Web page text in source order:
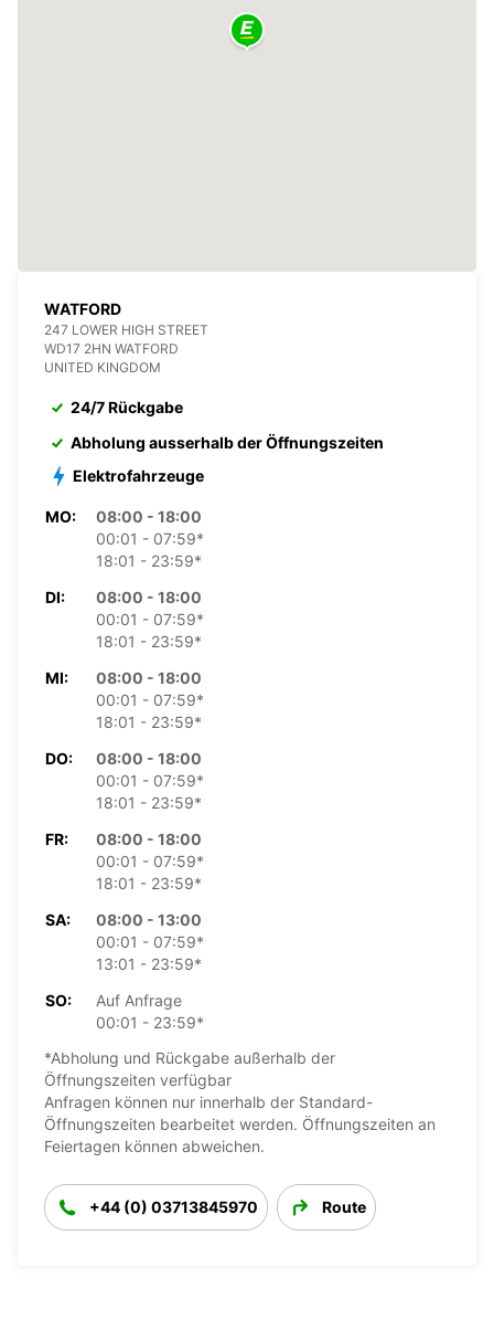
WATFORD
247 LOWER HIGH STREET
WD17 2HN WATFORD
UNITED KINGDOM
24/7 Rückgabe
Abholung ausserhalb der Öffnungszeiten
Elektrofahrzeuge
MO:
08:00 - 18:00
00:01 - 07:59*
18:01 - 23:59*
DI:
08:00 - 18:00
00:01 - 07:59*
18:01 - 23:59*
MI:
08:00 - 18:00
00:01 - 07:59*
18:01 - 23:59*
DO:
08:00 - 18:00
00:01 - 07:59*
18:01 - 23:59*
FR:
08:00 - 18:00
00:01 - 07:59*
18:01 - 23:59*
SA:
08:00 - 13:00
00:01 - 07:59*
13:01 - 23:59*
SO:
Auf Anfrage
00:01 - 23:59*
*Abholung und Rückgabe außerhalb der
Öffnungszeiten verfügbar
Anfragen können nur innerhalb der Standard-
Öffnungszeiten bearbeitet werden. Öffnungszeiten an
Feiertagen können abweichen.
+44 (0) 03713845970 Route